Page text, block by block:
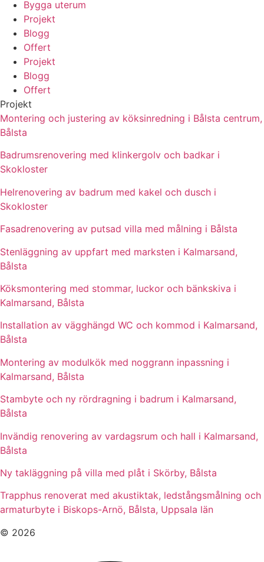
Bygga uterum
Projekt
Blogg
Offert
Projekt
Blogg
Offert
Projekt
Montering och justering av köksinredning i Bålsta centrum,
Bålsta
Badrumsrenovering med klinkergolv och badkar i
Skokloster
Helrenovering av badrum med kakel och dusch i
Skokloster
Fasadrenovering av putsad villa med målning i Bålsta
Stenläggning av uppfart med marksten i Kalmarsand,
Bålsta
Köksmontering med stommar, luckor och bänkskiva i
Kalmarsand, Bålsta
Installation av vägghängd WC och kommod i Kalmarsand,
Bålsta
Montering av modulkök med noggrann inpassning i
Kalmarsand, Bålsta
Stambyte och ny rördragning i badrum i Kalmarsand,
Bålsta
Invändig renovering av vardagsrum och hall i Kalmarsand,
Bålsta
Ny takläggning på villa med plåt i Skörby, Bålsta
Trapphus renoverat med akustiktak, ledstångsmålning och
armaturbyte i Biskops-Arnö, Bålsta, Uppsala län
© 2026